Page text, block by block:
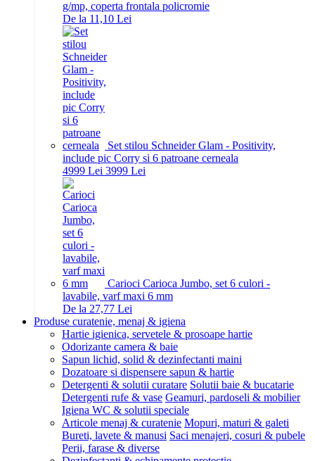
g/mp, coperta frontala policromie
De la 11,10 Lei
Set stilou Schneider Glam - Positivity,
include pic Corry si 6 patroane cerneala
4999 Lei 3999 Lei
Carioci Carioca Jumbo, set 6 culori -
lavabile, varf maxi 6 mm
De la 27,77 Lei
Produse curatenie, menaj & igiena
Hartie igienica, servetele & prosoape hartie
Odorizante camera & baie
Sapun lichid, solid & dezinfectanti maini
Dozatoare si dispensere sapun & hartie
Detergenti & solutii curatare Solutii baie & bucatarie
Detergenti rufe & vase Geamuri, pardoseli & mobilier
Igiena WC & solutii speciale
Articole menaj & curatenie Mopuri, maturi & galeti
Bureti, lavete & manusi Saci menajeri, cosuri & pubele
Perii, farase & diverse